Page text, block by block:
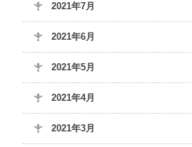
2021年7月
2021年6月
2021年5月
2021年4月
2021年3月